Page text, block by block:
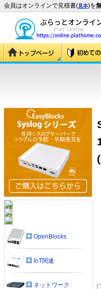
会員はオンラインで見積書(見本)を
OpenBlocks
IoT関連
ネットワーク